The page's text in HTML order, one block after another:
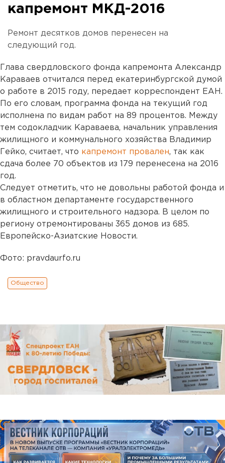
капремонт МКД-2016
Ремонт десятков домов перенесен на
следующий год.
Глава свердловского фонда капремонта Александр
Караваев отчитался перед екатеринбургской думой
о работе в 2015 году, передает корреспондент ЕАН.
По его словам, программа фонда на текущий год
исполнена по видам работ на 89 процентов. Между
тем содокладчик Караваева, начальник управления
жилищного и коммунального хозяйства Владимир
Гейко, считает, что капремонт провален, так как
сдача более 70 объектов из 179 перенесена на 2016
год.
Следует отметить, что не довольны работой фонда и
в областном департаменте государственного
жилищного и строительного надзора. В целом по
региону отремонтированы 365 домов из 685.
Европейско-Азиатские Новости.
Фото: pravdaurfo.ru
Общество